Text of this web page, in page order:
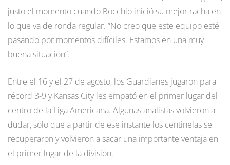
justo el momento cuando Rocchio inició su mejor racha en
lo que va de ronda regular. “No creo que este equipo esté
pasando por momentos difíciles. Estamos en una muy
buena situación”.
Entre el 16 y el 27 de agosto, los Guardianes jugaron para
récord 3-9 y Kansas City les empató en el primer lugar del
centro de la Liga Americana. Algunas analistas volvieron a
dudar, sólo que a partir de ese instante los centinelas se
recuperaron y volvieron a sacar una importante ventaja en
el primer lugar de la división.